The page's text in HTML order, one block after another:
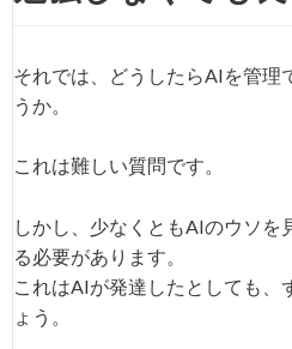
それでは、どうしたらAIを管理
うか。
これは難しい質問です。
しかし、少なくともAIのウソを
る必要があります。
これはAIが発達したとしても、
ょう。